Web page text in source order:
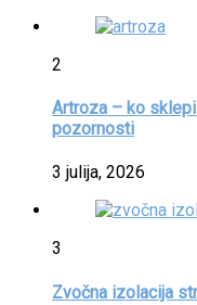
2
Artroza – ko
pozornosti
3 julija, 2026
3
Zvočna izolacija